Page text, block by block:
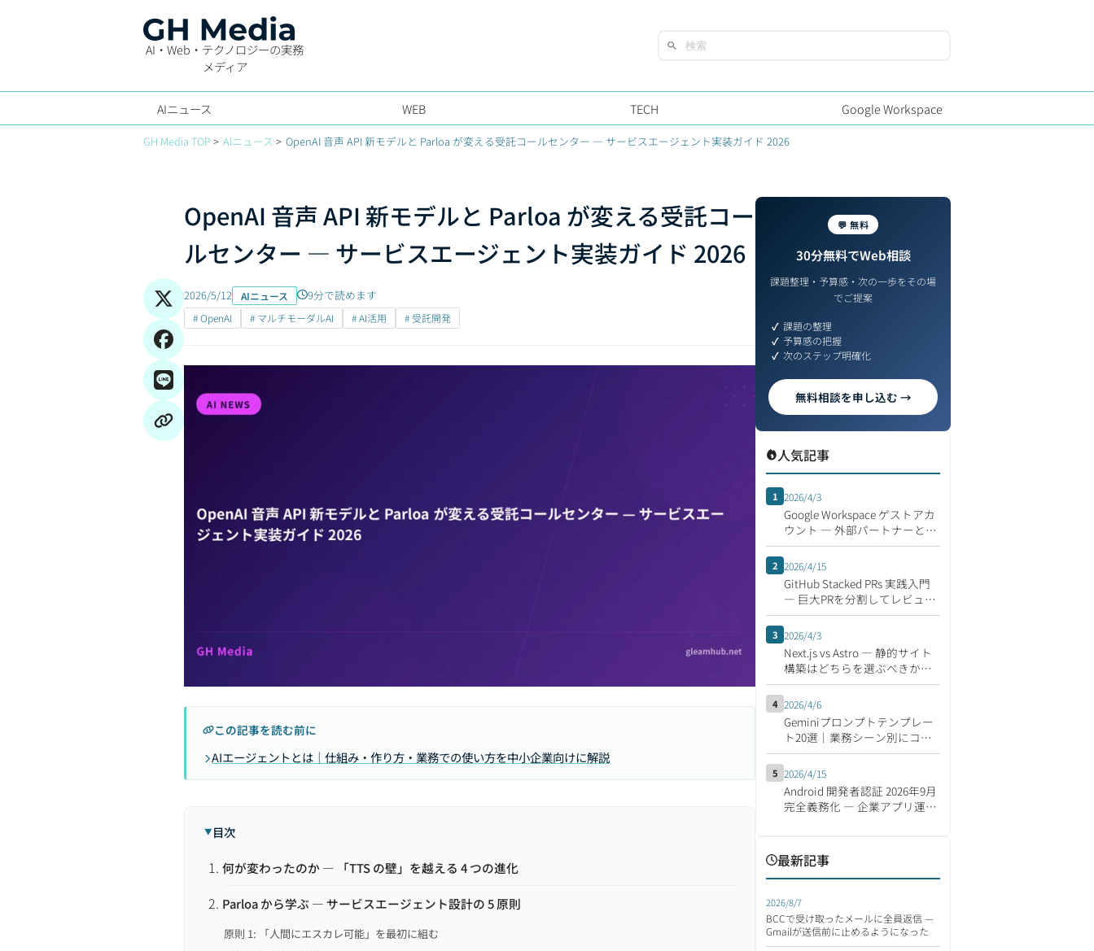
AI・Web・テクノロジーの実務
メディア
AIニュース WEB TECH Google Workspace
GH Media TOP AIニュース OpenAI 音声 API 新モデルと Parloa が変える受託コールセンター — サービスエージェント実装ガイド 2026
OpenAI 音声 API 新モデルと Parloa が変える受託コー
ルセンター — サービスエージェント実装ガイド 2026
2026/5/12 AIニュース 9分で読めます
# OpenAI # マルチモーダルAI # AI活用 # 受託開発
この記事を読む前に
AIエージェントとは｜仕組み・作り方・業務での使い方を中小企業向けに解説
目次
何が変わったのか — 「TTS の壁」を越える 4 つの進化
Parloa から学ぶ — サービスエージェント設計の 5 原則
原則 1: 「人間にエスカレ可能」を最初に組む
💬 無料
30分無料でWeb相談
課題整理・予算感・次の一歩をその場
でご提案
課題の整理
予算感の把握
次のステップ明確化
無料相談を申し込む →
人気記事
1 2026/4/3
Google Workspace ゲストアカ
ウント ― 外部パートナーとの
安全な共同作業
2 2026/4/15
GitHub Stacked PRs 実践入門
― 巨大PRを分割してレビュー
速度を倍にする開発フロー
3 2026/4/3
Next.js vs Astro ― 静的サイト
構築はどちらを選ぶべきか
【2026年版】
4 2026/4/6
Geminiプロンプトテンプレー
ト20選｜業務シーン別にコピ
ペで使える集
5 2026/4/15
Android 開発者認証 2026年9月
完全義務化 ― 企業アプリ運営
最新記事
2026/8/7
BCCで受け取ったメールに全員返信 —
Gmailが送信前に止めるようになった